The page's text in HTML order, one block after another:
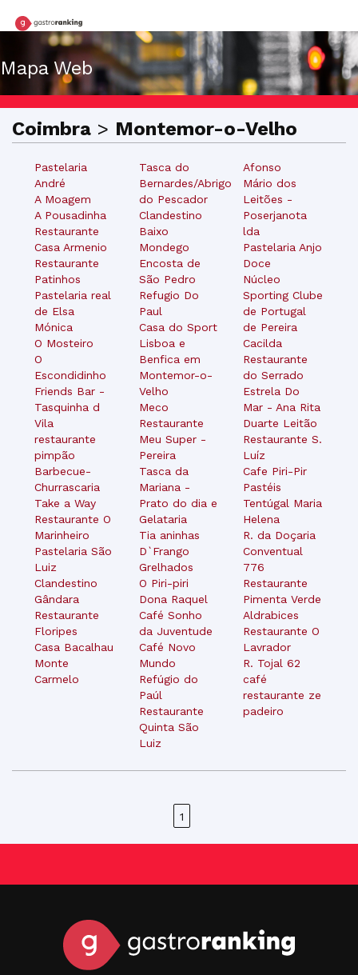
Mapa Web
Coimbra > Montemor-o-Velho
Pastelaria
André
A Moagem
A Pousadinha
Restaurante
Casa Armenio
Restaurante
Patinhos
Pastelaria real
de Elsa
Mónica
O Mosteiro
O
Escondidinho
Friends Bar -
Tasquinha d
Vila
restaurante
pimpão
Barbecue-
Churrascaria
Take a Way
Restaurante O
Marinheiro
Pastelaria São
Luiz
Clandestino
Gândara
Restaurante
Floripes
Casa Bacalhau
Monte
Carmelo
Tasca do
Bernardes/Abrigo
do Pescador
Clandestino
Baixo
Mondego
Encosta de
São Pedro
Refugio Do
Paul
Casa do Sport
Lisboa e
Benfica em
Montemor-o-
Velho
Meco
Restaurante
Meu Super -
Pereira
Tasca da
Mariana -
Prato do dia e
Gelataria
Tia aninhas
D`Frango
Grelhados
O Piri-piri
Dona Raquel
Café Sonho
da Juventude
Café Novo
Mundo
Refúgio do
Paúl
Restaurante
Quinta São
Luiz
Afonso
Mário dos
Leitões -
Poserjanota
lda
Pastelaria Anjo
Doce
Núcleo
Sporting Clube
de Portugal
de Pereira
Cacilda
Restaurante
do Serrado
Estrela Do
Mar - Ana Rita
Duarte Leitão
Restaurante S.
Luíz
Cafe Piri-Pir
Pastéis
Tentúgal Maria
Helena
R. da Doçaria
Conventual
776
Restaurante
Pimenta Verde
Aldrabices
Restaurante O
Lavrador
R. Tojal 62
café
restaurante ze
padeiro
1